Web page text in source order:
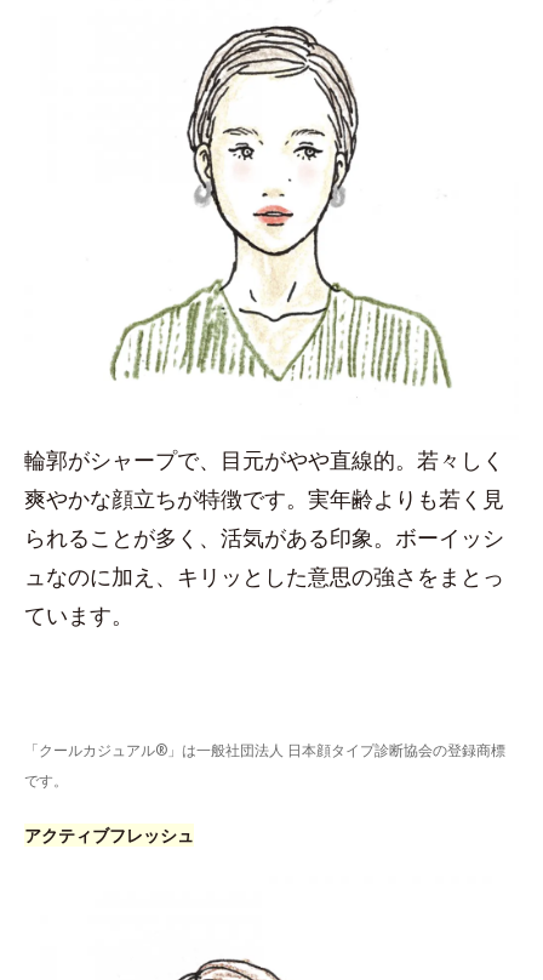
輪郭がシャープで、目元がやや直線的。若々しく
爽やかな顔立ちが特徴です。実年齢よりも若く見
られることが多く、活気がある印象。ボーイッシ
ュなのに加え、キリッとした意思の強さをまとっ
ています。
「クールカジュアル®」は一般社団法人 日本顔タイプ診断協会の登録商標
です。
アクティブフレッシュ